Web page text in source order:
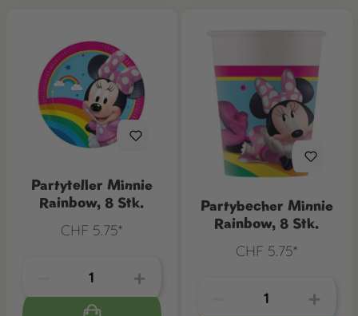
Partyteller Minnie
Rainbow, 8 Stk.
CHF 5.75*
Partybecher Minnie
Rainbow, 8 Stk.
CHF 5.75*